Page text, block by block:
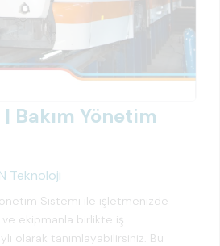
Bakım Yönetim
Teknoloji
Sistemi ile işletmenizde
ekipmanla birlikte iş
olarak tanımlayabilirsiniz. Bu